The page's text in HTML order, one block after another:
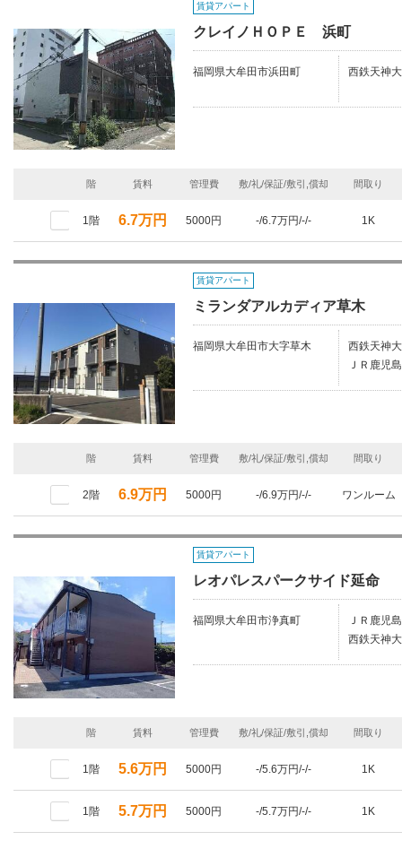
賃貸アパート
クレイノＨＯＰＥ 浜町
福岡県大牟田市浜田町 西鉄天神
階 賃料 管理費 敷/礼/保証/敷引,償却 間取り
1階 6.7万円 5000円 -/6.7万円/-/- 1K
賃貸アパート
ミランダアルカディア草木
福岡県大牟田市大字草木
西鉄天神
ＪＲ鹿児
階 賃料 管理費 敷/礼/保証/敷引,償却 間取り
2階 6.9万円 5000円 -/6.9万円/-/- ワンルーム
賃貸アパート
レオパレスパークサイド延命
福岡県大牟田市浄真町
ＪＲ鹿児
西鉄天神
階 賃料 管理費 敷/礼/保証/敷引,償却 間取り
1階 5.6万円 5000円 -/5.6万円/-/- 1K
1階 5.7万円 5000円 -/5.7万円/-/- 1K